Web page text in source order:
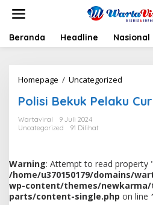
t
Beranda Headline Nasional
Homepage / Uncategorized
l
k
u
k
P
Polisi Bekuk Pelaku
Wartaviral
9 Juli 2024
Uncategorized
91 Dilihat
Warning: Attempt to read property
/home/u370150179/domains/
wp-content/themes/
parts/content-single.php on line